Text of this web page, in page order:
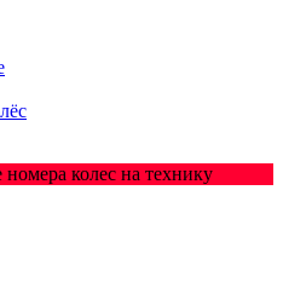
колес на технику